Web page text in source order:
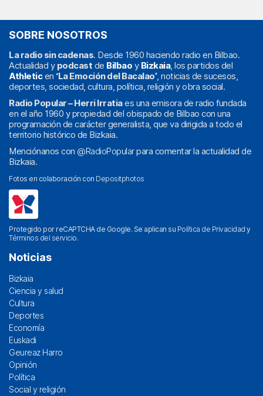
SOBRE NOSOTROS
La radio sin cadenas. Desde 1960 haciendo radio en Bilbao.
Actualidad y podcast de Bilbao y Bizkaia, los partidos del
Athleticen ‘La Emoción del Bacalao’, noticias de sucesos,
deportes, sociedad, cultura, política, religión y obra social.
Radio Popular – Herri Irratiaes una emisora de radio fundada
en el año 1960 y propiedad del obispado de Bilbao con una
programación de carácter generalista, que va dirigida a todo el
territorio histórico de Bizkaia.
Menciónanos con @RadioPopularpara comentar la actualidad de
Bizkaia.
Fotos en colaboración con Depositphotos
Protegido por reCAPTCHA de Google. Se aplican su Política de Privacidad y
Términos del servicio.
Noticias
Bizkaia
Ciencia y salud
Cultura
Deportes
Economía
Euskadi
Geureaz Harro
Opinión
Política
Social y religión